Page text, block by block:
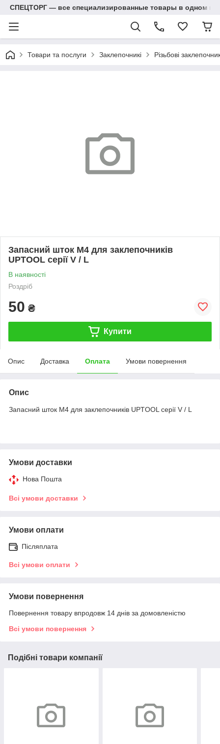
СПЕЦТОРГ — все специализированные товары в одном
Товари та послуги Заклепочникі Різьбові
Запасний шток M4 для заклепочників
UPTOOL серії V / L
В наявності
Роздріб
50 ₴
Купити
Опис Доставка Оплата Умови повернення
Опис
Запасний шток M4 для заклепочників UPTOOL серії V / L
Умови доставки
Нова Пошта
Всі умови доставки
Умови оплати
Післяплата
Всі умови оплати
Умови повернення
Повернення товару впродовж 14 днів за домовленістю
Всі умови повернення
Подібні товари компанії